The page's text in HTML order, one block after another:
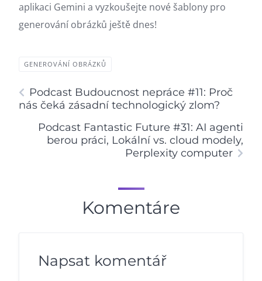
aplikaci Gemini a vyzkoušejte nové šablony pro
generování obrázků ještě dnes!
GENEROVÁNÍ OBRÁZKŮ
Podcast Budoucnost nepráce #11: Proč
nás čeká zásadní technologický zlom?
Podcast Fantastic Future #31: AI agenti
berou práci, Lokální vs. cloud modely,
Perplexity computer
Komentáre
Napsat komentář